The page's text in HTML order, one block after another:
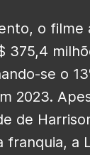
o filme
375,4
se o
2023.
de
franquia, a